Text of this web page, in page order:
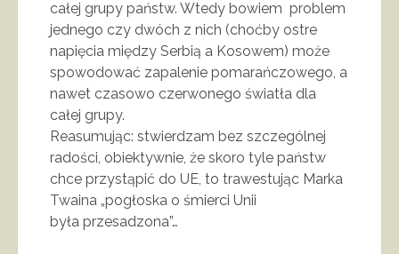
całej grupy państw. Wtedy bowiem problem
jednego czy dwóch z nich (choćby ostre
napięcia między Serbią a Kosowem) może
spowodować zapalenie pomarańczowego, a
nawet czasowo czerwonego światła dla
całej grupy.
Reasumując: stwierdzam bez szczególnej
radości, obiektywnie, że skoro tyle państw
chce przystąpić do UE, to trawestując Marka
Twaina „pogłoska o śmierci Unii
była przesadzona”…